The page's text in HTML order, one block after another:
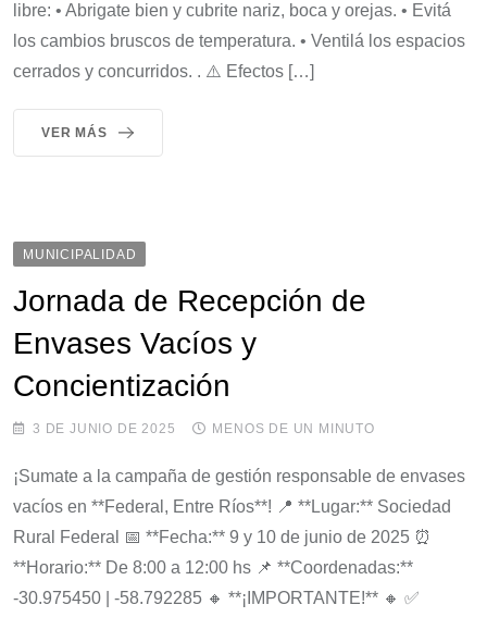
libre: • Abrigate bien y cubrite nariz, boca y orejas. • Evitá
los cambios bruscos de temperatura. • Ventilá los espacios
cerrados y concurridos. . ⚠️ Efectos […]
VER MÁS
MUNICIPALIDAD
Jornada de Recepción de
Envases Vacíos y
Concientización
3 DE JUNIO DE 2025 MENOS DE UN MINUTO
¡Sumate a la campaña de gestión responsable de envases
vacíos en **Federal, Entre Ríos**! 📍 **Lugar:** Sociedad
Rural Federal 📅 **Fecha:** 9 y 10 de junio de 2025 ⏰
**Horario:** De 8:00 a 12:00 hs 📌 **Coordenadas:**
-30.975450 | -58.792285 🔸 **¡IMPORTANTE!** 🔸 ✅